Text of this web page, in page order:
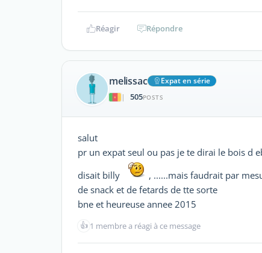
Réagir Répondre
melissac
Expat en série
|
505POSTS
salut
pr un expat seul ou pas je te dirai le bois d
disait billy
, ......mais faudrait par
de snack et de fetards de tte sorte
bne et heureuse annee 2015
👍 1 membre a réagi à ce message